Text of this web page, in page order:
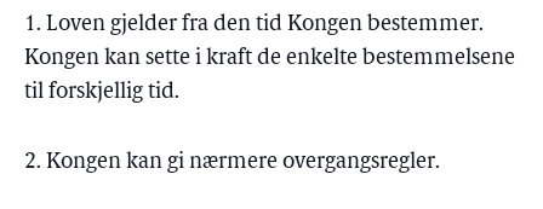
1. Loven gjelder fra den tid Kongen bestemmer.
Kongen kan sette i kraft de enkelte bestemmelsene
til forskjellig tid.
2. Kongen kan gi nærmere overgangsregler.